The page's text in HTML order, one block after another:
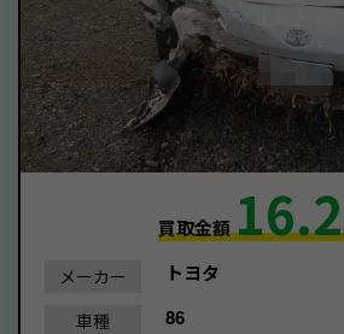
買取金額16.2
メーカー トヨタ
車種 86